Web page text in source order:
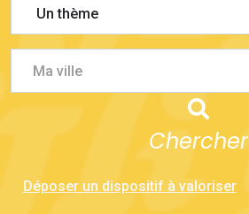
Ma ville
Chercher
Déposer un dispositif à valoriser